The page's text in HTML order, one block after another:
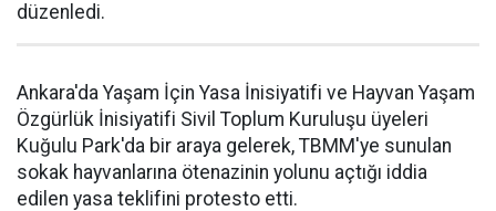
düzenledi.
Ankara'da Yaşam İçin Yasa İnisiyatifi ve Hayvan Yaşam
Özgürlük İnisiyatifi Sivil Toplum Kuruluşu üyeleri
Kuğulu Park'da bir araya gelerek, TBMM'ye sunulan
sokak hayvanlarına ötenazinin yolunu açtığı iddia
edilen yasa teklifini protesto etti.